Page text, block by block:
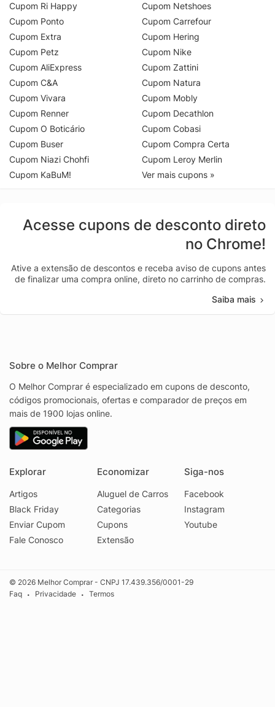
Cupom Ri Happy
Cupom Ponto
Cupom Extra
Cupom Petz
Cupom AliExpress
Cupom C&A
Cupom Vivara
Cupom Renner
Cupom O Boticário
Cupom Buser
Cupom Niazi Chohfi
Cupom KaBuM!
Cupom Netshoes
Cupom Carrefour
Cupom Hering
Cupom Nike
Cupom Zattini
Cupom Natura
Cupom Mobly
Cupom Decathlon
Cupom Cobasi
Cupom Compra Certa
Cupom Leroy Merlin
Ver mais cupons »
Acesse cupons de desconto direto
no Chrome!
Ative a extensão de descontos e receba aviso de cupons antes
de finalizar uma compra online, direto no carrinho de compras.
Saiba mais
Sobre o Melhor Comprar
O Melhor Comprar é especializado em cupons de desconto,
códigos promocionais, ofertas e comparador de preços em
mais de 1900 lojas online.
Explorar
Artigos
Black Friday
Enviar Cupom
Fale Conosco
Economizar
Aluguel de Carros
Categorias
Cupons
Extensão
Siga-nos
Facebook
Instagram
Youtube
© 2026 Melhor Comprar - CNPJ 17.439.356/0001-29
Faq
• Privacidade • Termos